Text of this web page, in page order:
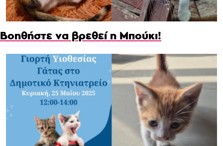
Βοηθήστε να βρεθεί η Μπούκι!